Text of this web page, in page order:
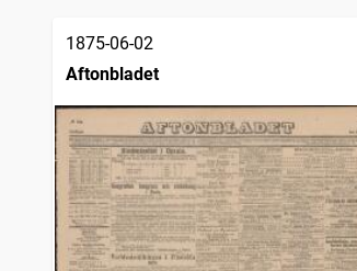
1875-06-02
Aftonbladet